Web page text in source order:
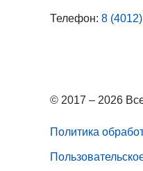
Телефон: 8
© 2017 – 2026
Политика